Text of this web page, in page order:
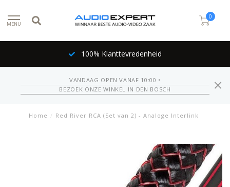
MENU
0
100% Klanttevredenheid
VANDAAG OPEN VANAF 10:00 •
BEZOEK ONZE WINKEL IN DEN BOSCH
Home / Red River RCA (Set van 2) - Analoge Interlink